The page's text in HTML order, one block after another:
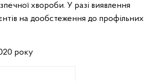
хвороби. У разі виявлення
на дообстеження до профільних
року